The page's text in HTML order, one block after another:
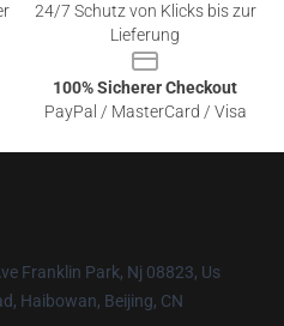
24/7 Schutz von Klicks bis zur
Lieferung
100% Sicherer Checkout
PayPal / MasterCard / Visa
Franklin Park, Nj 08823, Us
Haibowan, Beijing, CN